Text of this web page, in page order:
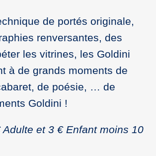
de portés originale,
renversantes, des
les vitrines, les Goldini
à de grands moments de
de poésie, … de
Goldini !
Adulte et 3 € Enfant moins 10